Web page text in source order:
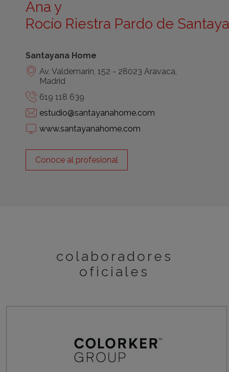
Ana y
Rocío Riestra Pardo de
Santayana Home
Av. Valdemarín, 152 - 28023 Aravaca,
Madrid
619 118 639
estudio@santayanahome.com
www.santayanahome.com
Conoce al profesional
colaboradores
oficiales